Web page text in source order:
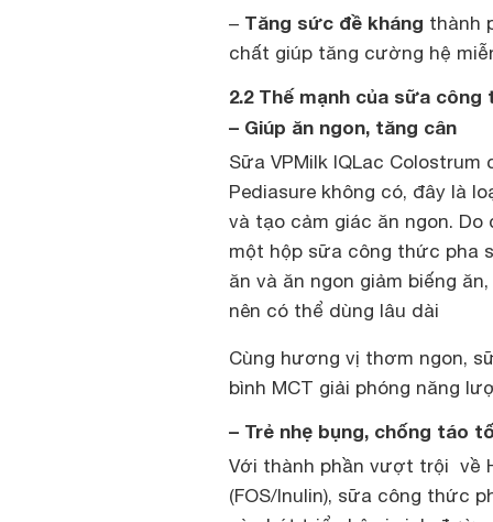
– Tăng sức đề kháng thành
chất giúp tăng cường hệ
2.2 Thế mạnh của sữa
– Giúp ăn ngon, tăng cân
Sữa VPMilk IQLac
Pediasure không có, đây là
và tạo cảm giác ăn ngon.
một hộp sữa công thức pha
ăn và ăn ngon giảm biếng
nên có thể dùng lâu dài
Cùng hương vị thơm ngon,
bình MCT giải phóng năng
– Trẻ nhẹ bụng, chống táo
Với thành phần vượt trội về
(FOS/Inulin), sữa công thức